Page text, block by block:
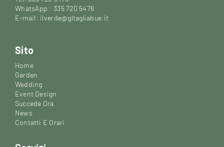
WhatsApp : 335 720 5476
E-mail: ilverde@gltagliabue.it
Sito
Home
Garden
Wedding
Event Design
Succede Ora
News
Contatti E Orari